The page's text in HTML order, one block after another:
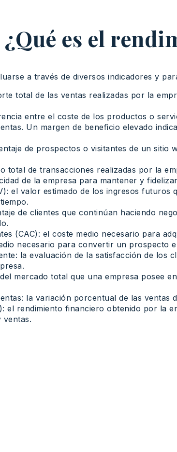
¿Qué es el
a través de diversos indicadores y
total de las ventas realizadas por la
entre el coste de los productos o
Un margen de beneficio elevado
de prospectos o visitantes de un sitio
total de transacciones realizadas por la
de la empresa para mantener y
el valor estimado de los ingresos futuros
de clientes que continúan haciendo
(CAC): el coste medio necesario para
necesario para convertir un prospecto
la evaluación de la satisfacción de los
mercado total que una empresa posee
la variación porcentual de las ventas
el rendimiento financiero obtenido por la
ventas.